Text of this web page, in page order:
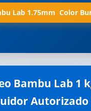
Lab 1.75mm  Color
Bambu Lab 1
Autorizado